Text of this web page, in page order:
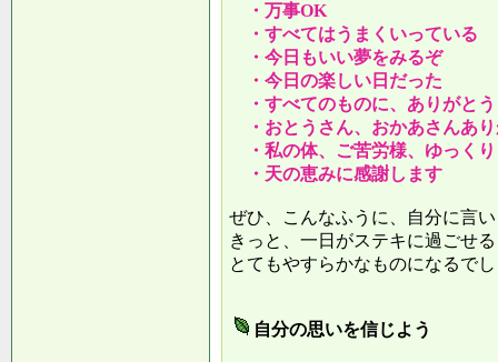
・万事OK
・すべてはうまくいっている
・今日もいい夢をみるぞ
・今日の楽しい日だった
・すべてのものに、ありがとう
・おとうさん、おかあさんあ
・私の体、ご苦労様、ゆっく
・天の恵みに感謝します
ぜひ、こんなふうに、自分に言
きっと、一日がステキに過ごせ
とてもやすらかなものになるで
自分の思いを信じよう